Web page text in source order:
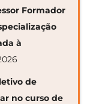
Formador
à
de
no curso de